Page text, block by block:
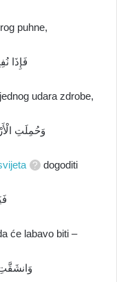
puhne,
فَإِذَا
udara zdrobe,
وَحُمِلَتِ
dogoditi
će labavo biti –